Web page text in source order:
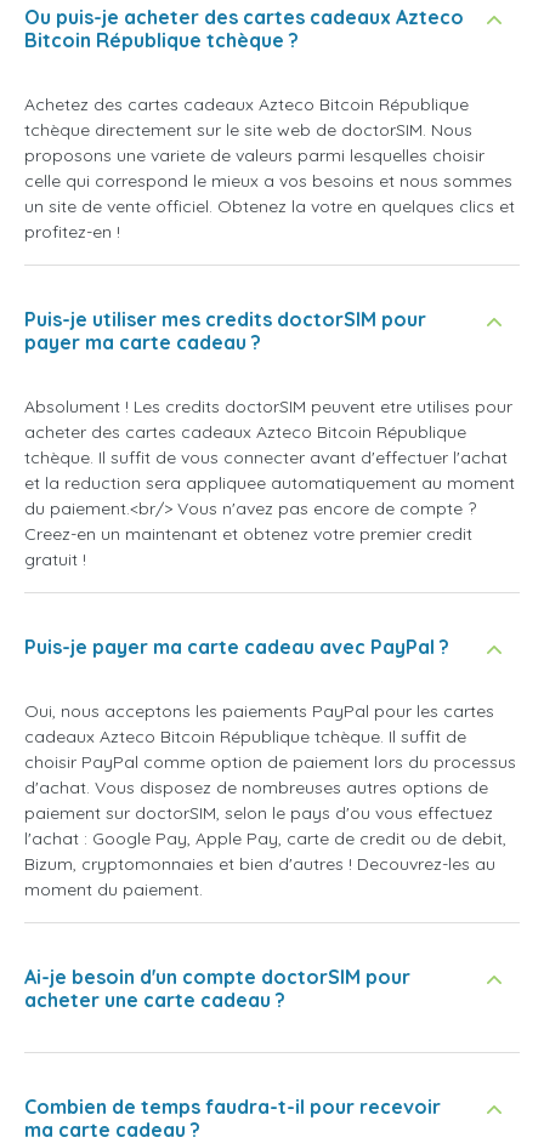
Ou puis-je acheter des cartes cadeaux Azteco
Bitcoin République tchèque ?
Achetez des cartes cadeaux Azteco Bitcoin République
tchèque directement sur le site web de doctorSIM. Nous
proposons une variete de valeurs parmi lesquelles choisir
celle qui correspond le mieux a vos besoins et nous sommes
un site de vente officiel. Obtenez la votre en quelques clics et
profitez-en !
Puis-je utiliser mes credits doctorSIM pour
payer ma carte cadeau ?
Absolument ! Les credits doctorSIM peuvent etre utilises pour
acheter des cartes cadeaux Azteco Bitcoin République
tchèque. Il suffit de vous connecter avant d'effectuer l'achat
et la reduction sera appliquee automatiquement au moment
du paiement.<br/> Vous n'avez pas encore de compte ?
Creez-en un maintenant et obtenez votre premier credit
gratuit !
Puis-je payer ma carte cadeau avec PayPal ?
Oui, nous acceptons les paiements PayPal pour les cartes
cadeaux Azteco Bitcoin République tchèque. Il suffit de
choisir PayPal comme option de paiement lors du processus
d'achat. Vous disposez de nombreuses autres options de
paiement sur doctorSIM, selon le pays d'ou vous effectuez
l'achat : Google Pay, Apple Pay, carte de credit ou de debit,
Bizum, cryptomonnaies et bien d'autres ! Decouvrez-les au
moment du paiement.
Ai-je besoin d'un compte doctorSIM pour
acheter une carte cadeau ?
Combien de temps faudra-t-il pour recevoir
ma carte cadeau ?